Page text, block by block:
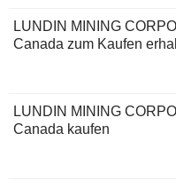
LUNDIN MINING
Canada zum Kaufen
LUNDIN MINING
Canada kaufen